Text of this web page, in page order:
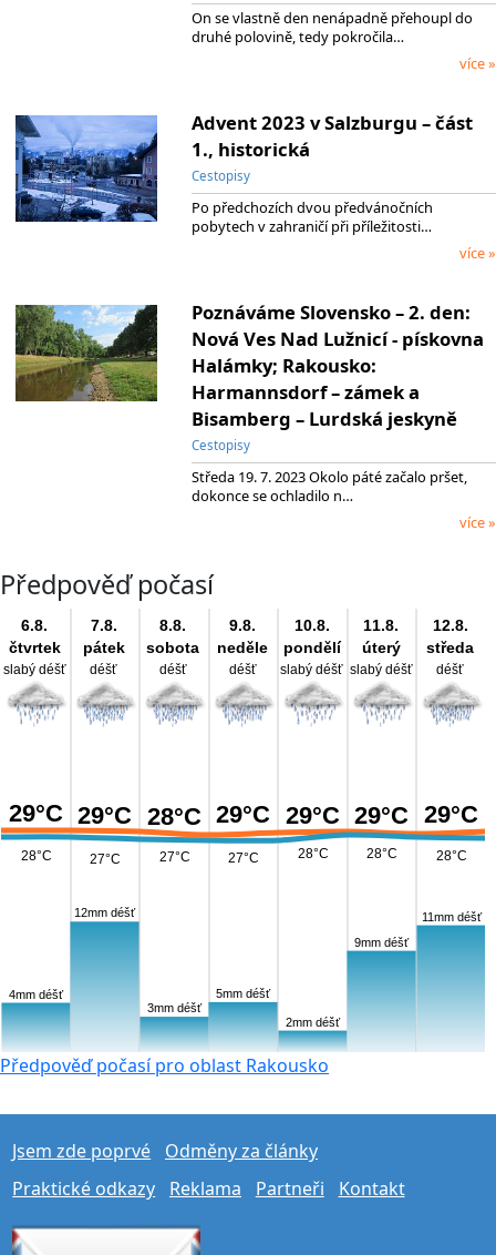
On se vlastně den nenápadně přehoupl do
druhé polovině, tedy pokročila…
více »
Advent 2023 v Salzburgu – část
1., historická
Cestopisy
Po předchozích dvou předvánočních
pobytech v zahraničí při příležitosti…
více »
Poznáváme Slovensko – 2. den:
Nová Ves Nad Lužnicí - pískovna
Halámky; Rakousko:
Harmannsdorf – zámek a
Bisamberg – Lurdská jeskyně
Cestopisy
Středa 19. 7. 2023 Okolo páté začalo pršet,
dokonce se ochladilo n…
více »
Předpověď počasí
29°C
28°C
4mm déšť
6.8.
čtvrtek
slabý déšť
29°C
27°C
12mm déšť
7.8.
pátek
déšť
28°C
27°C
3mm déšť
8.8.
sobota
déšť
29°C
27°C
5mm déšť
9.8.
neděle
déšť
29°C
28°C
2mm déšť
10.8.
pondělí
slabý déšť
29°C
28°C
9mm déšť
11.8.
úterý
slabý déšť
29°C
28°C
11mm déšť
12.8.
středa
déšť
Předpověď počasí pro oblast Rakousko
Jsem zde poprvé
Odměny za články
Praktické odkazy
Reklama Partneři Kontakt